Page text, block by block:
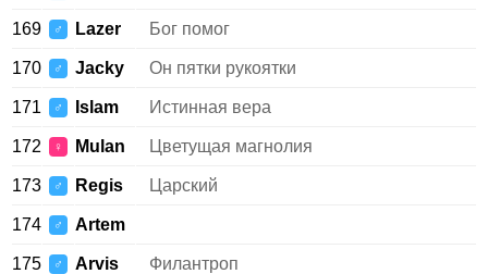
169 ♂ Lazer Бог помог
170 ♂ Jacky Он пятки рукоятки
171 ♂ Islam Истинная вера
172 ♀ Mulan Цветущая магнолия
173 ♂ Regis Царский
174 ♂ Artem
175 ♂ Arvis Филантроп